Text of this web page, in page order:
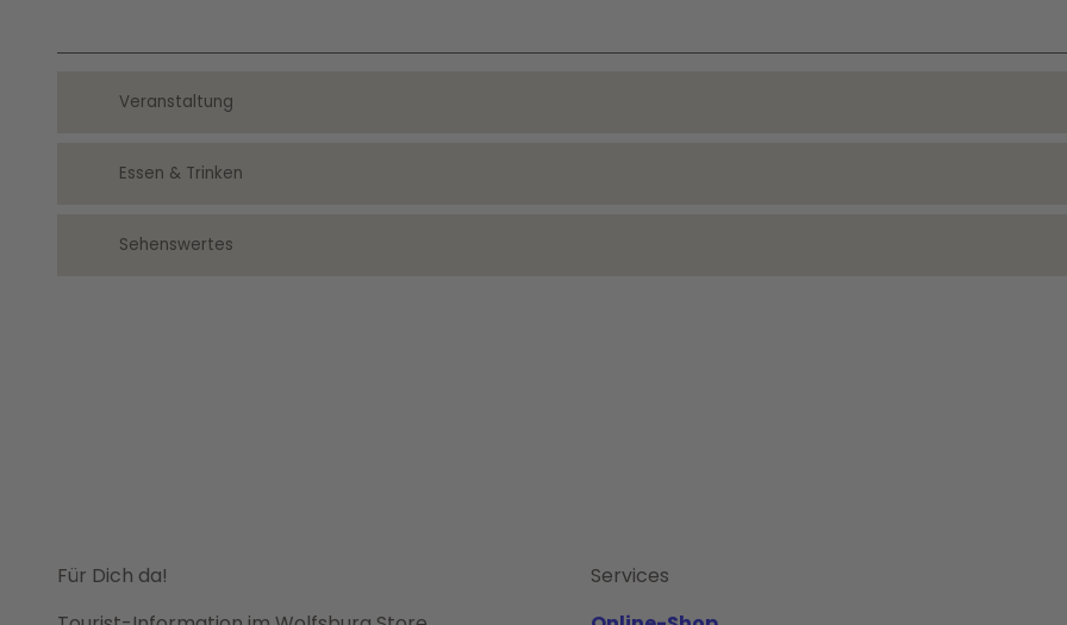
Veranstaltung
Essen & Trinken
Sehenswertes
Für Dich da!
Services